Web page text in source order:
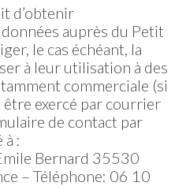
d’obtenir
auprès du Petit
le cas échéant, la
à leur utilisation à des
commerciale (si
exercé par courrier
de contact par
:
Bernard 35530
– Téléphone: 06 10